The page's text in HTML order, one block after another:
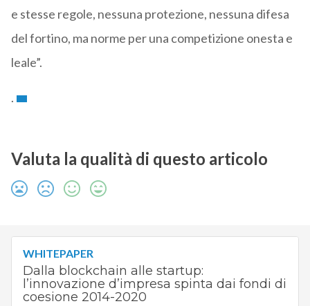
e stesse regole, nessuna protezione, nessuna difesa
del fortino, ma norme per una competizione onesta e
leale”.
.
Valuta la qualità di questo articolo
WHITEPAPER
Dalla blockchain alle startup:
l’innovazione d’impresa spinta dai fondi di
coesione 2014-2020